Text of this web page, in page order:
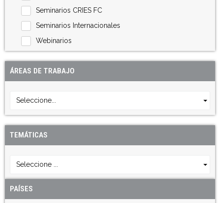
Seminarios CRIES FC
Seminarios Internacionales
Webinarios
ÁREAS DE TRABAJO
Seleccione...
TEMÁTICAS
Seleccione ...
PAÍSES